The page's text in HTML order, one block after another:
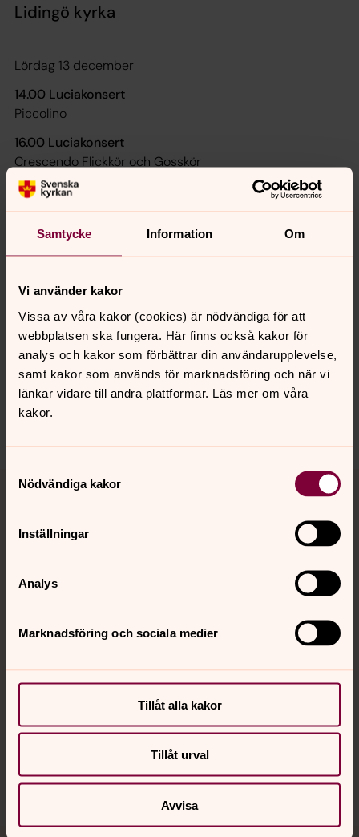
Samtycke Information Om
Vi använder kakor
Vissa av våra kakor (cookies) är nödvändiga för att
webbplatsen ska fungera. Här finns också kakor för
analys och kakor som förbättrar din användarupplevelse,
samt kakor som används för marknadsföring och när vi
länkar vidare till andra plattformar. Läs mer om våra
kakor.
Nödvändiga kakor
Inställningar
Analys
Marknadsföring och sociala medier
Tillåt alla kakor
Tillåt urval
Avvisa
Lidingö kyrka
Lördag 13 december
14.00 Luciakonsert
Piccolino
16.00 Luciakonsert
Crescendo Flickkör och Gosskör
17.30 & 19.00 Luciakonsert
Grandioso Flickkör, Gosskör och Lidingö Youth Choir
Alla arrangemang har fri entré.
Senast ändrad 5 december 2025
Synpunkter eller frågor på sidans
innehåll?
lidingo.forsamling@svenskakyrkan.se
Tillbaka till toppen
Tillbaka till innehållet
Hitta snabbt
Sociala kanaler